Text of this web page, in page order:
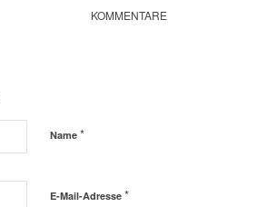
KOMMENTARE
Name *
E-Mail-Adresse *